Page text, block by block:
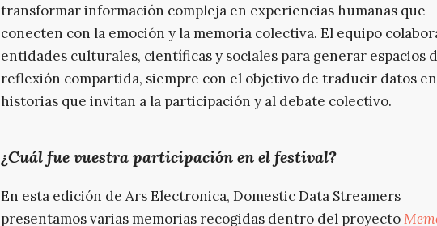
transformar información compleja en experiencias humanas que
conecten con la emoción y la memoria colectiva. El equipo
entidades culturales, científicas y sociales para generar espacios
reflexión compartida, siempre con el objetivo de traducir datos en
historias que invitan a la participación y al debate colectivo.
¿Cuál fue vuestra participación en el festival?
En esta edición de Ars Electronica, Domestic Data Streamers
presentamos varias memorias recogidas dentro del proyecto